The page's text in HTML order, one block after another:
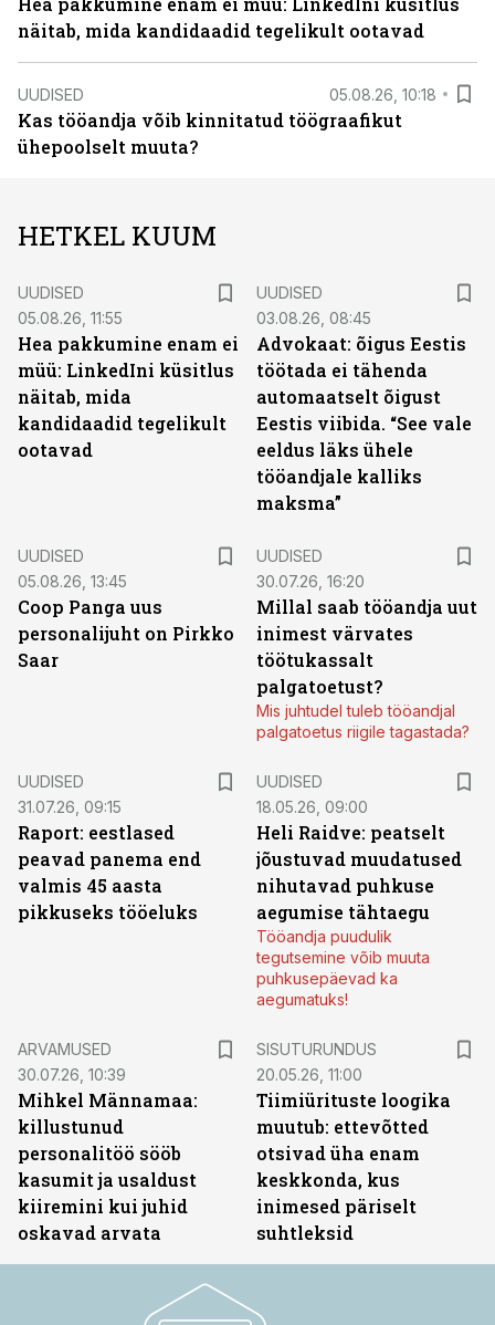
näitab, mida kandidaadid tegelikult ootavad
UUDISED 05.08.26, 10:18
Kas tööandja võib kinnitatud töögraafikut
ühepoolselt muuta?
HETKEL KUUM
UUDISED
05.08.26, 11:55
Hea pakkumine enam ei
müü: LinkedIni küsitlus
näitab, mida
kandidaadid tegelikult
ootavad
UUDISED
03.08.26, 08:45
Advokaat: õigus Eestis
töötada ei tähenda
automaatselt õigust
Eestis viibida. “See vale
eeldus läks ühele
tööandjale kalliks
maksma”
UUDISED
05.08.26, 13:45
Coop Panga uus
personalijuht on Pirkko
Saar
UUDISED
30.07.26, 16:20
Millal saab tööandja uut
inimest värvates
töötukassalt
palgatoetust?
Mis juhtudel tuleb tööandjal
palgatoetus riigile tagastada?
UUDISED
31.07.26, 09:15
Raport: eestlased
peavad panema end
valmis 45 aasta
pikkuseks tööeluks
UUDISED
18.05.26, 09:00
Heli Raidve: peatselt
jõustuvad muudatused
nihutavad puhkuse
aegumise tähtaegu
Tööandja puudulik
tegutsemine võib muuta
puhkusepäevad ka
aegumatuks!
ARVAMUSED
30.07.26, 10:39
Mihkel Männamaa:
killustunud
personalitöö sööb
kasumit ja usaldust
kiiremini kui juhid
oskavad arvata
SISUTURUNDUS
20.05.26, 11:00
Tiimiürituste loogika
muutub: ettevõtted
otsivad üha enam
keskkonda, kus
inimesed päriselt
suhtleksid